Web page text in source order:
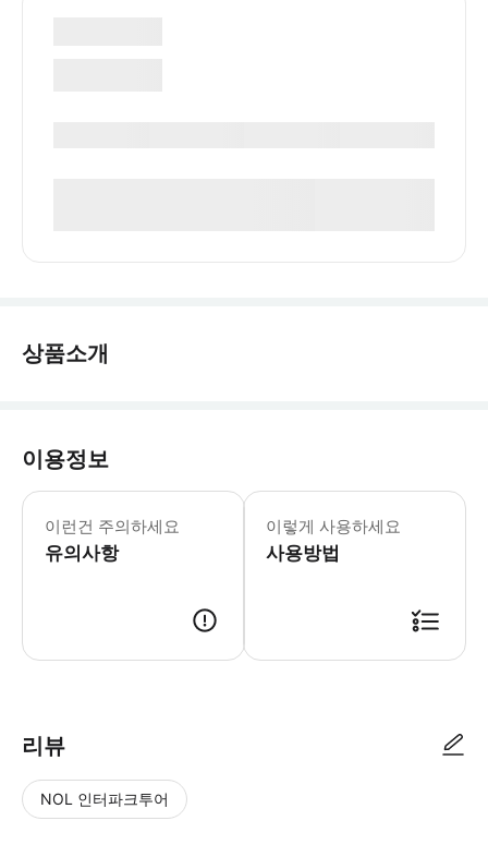
상품소개
이용정보
이런건 주의하세요
유의사항
충칭 우링산 국가삼림공원은 북쪽으
이렇게 사용하세요
사용방법
리뷰
NOL 인터파크투어